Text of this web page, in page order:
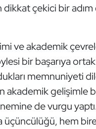
dikkat çekici bir
ve akademik
bir başarıya ortak
memnuniyeti
akademik gelişimle
de vurgu
üçüncülüğü, hem